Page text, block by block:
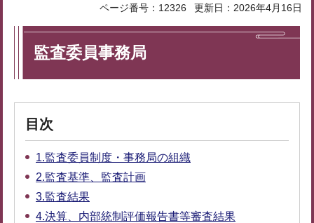
ページ番号：12326 更新日：2026年4月16日
監査委員事務局
目次
1.監査委員制度・事務局の組織
2.監査基準、監査計画
3.監査結果
4.決算、内部統制評価報告書等審査結果